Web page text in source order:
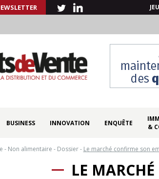
BUSINESS INNOVATION ENQUÊTE
&
- Non alimentaire - Dossier- Le marché confirme son
LE